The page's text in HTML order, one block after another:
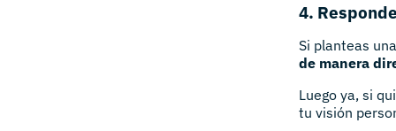
4.
Si planteas
de manera
Luego ya, si
tu visión